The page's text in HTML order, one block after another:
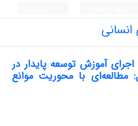
انسانی
آموزش توسعه پایدار در
مطالعه‌ای با محوریت موانع